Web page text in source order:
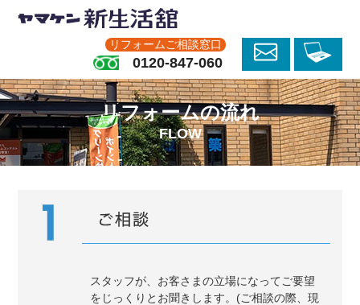
リフォームご相談窓口
0120-847-060
リフォームの流れ
FLOW
スタッフが、お客さまの立場になってご要望
をじっくりとお聞きします。(ご相談の際、現